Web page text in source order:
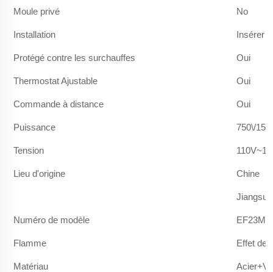
Moule privé No
Installation Insérer
Protégé contre les surchauffes Oui
Thermostat Ajustable Oui
Commande à distance Oui
Puissance 750\/
Tension
Lieu d'origine Chine
Jiangsu
Numéro de modèle EF23M/
Flamme Effet de
Matériau